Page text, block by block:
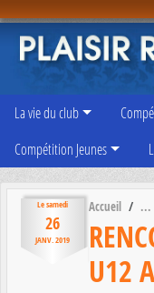
La vie du club
Compétition Jeunes
Lesamedi
26
JANV.2019
Accueil
U12
Panneau de gestion des cookies